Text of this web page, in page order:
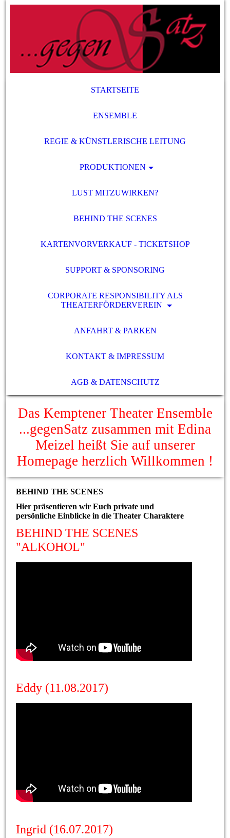
STARTSEITE
ENSEMBLE
REGIE & KÜNSTLERISCHE LEITUNG
PRODUKTIONEN
LUST MITZUWIRKEN?
BEHIND THE SCENES
KARTENVORVERKAUF - TICKETSHOP
SUPPORT & SPONSORING
CORPORATE RESPONSIBILITY ALS
THEATERFÖRDERVEREIN
ANFAHRT & PARKEN
KONTAKT & IMPRESSUM
AGB & DATENSCHUTZ
Das Kemptener Theater Ensemble
...gegenSatz zusammen mit Edina
Meizel heißt Sie auf unserer
Homepage herzlich Willkommen !
BEHIND THE SCENES
Hier präsentieren wir Euch private und
persönliche Einblicke in die Theater Charaktere
BEHIND THE SCENES
"ALKOHOL"
Eddy (11.08.2017)
Ingrid (16.07.2017)